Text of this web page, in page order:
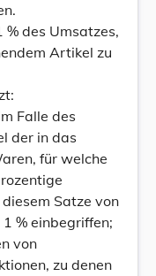
des Umsatzes,
Artikel zu
Falle des
der in das
für welche
Satze von
% einbegriffen;
von
zu denen